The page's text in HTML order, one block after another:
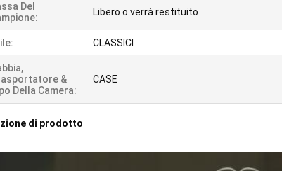
Del
Libero o verrà restituito
CLASSICI
&
Della Camera:
CASE
di prodotto